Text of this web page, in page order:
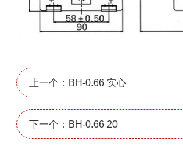
上一个：BH-0.66 实心
下一个：BH-0.66 20